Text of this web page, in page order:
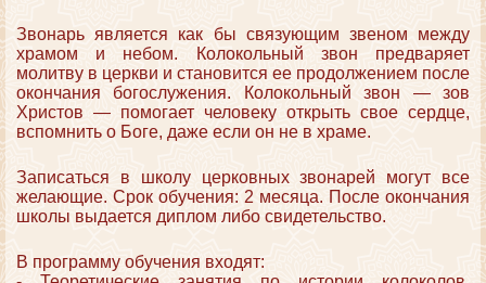
Звонарь является как бы связующим звеном между
храмом и небом. Колокольный звон предваряет
молитву в церкви и становится ее продолжением после
окончания богослужения. Колокольный звон — зов
Христов — помогает человеку открыть свое сердце,
вспомнить о Боге, даже если он не в храме.
Записаться в школу церковных звонарей могут все
желающие. Срок обучения: 2 месяца. После окончания
школы выдается диплом либо свидетельство.
В программу обучения входят: